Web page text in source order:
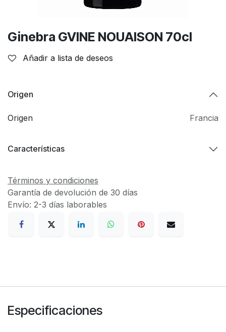
Ginebra GVINE NOUAISON 70cl
Añadir a lista de deseos
Origen
Origen Francia
Características
Términos y condiciones
Garantía de devolución de 30 días
Envío: 2-3 días laborables
Especificaciones